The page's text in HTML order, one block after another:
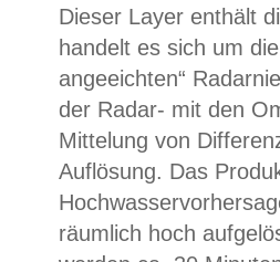
Dieser Layer enthält
handelt es sich um
angeeichten“
der Radar- mit den
Mittelung von
Auflösung. Das
räumlich hoch